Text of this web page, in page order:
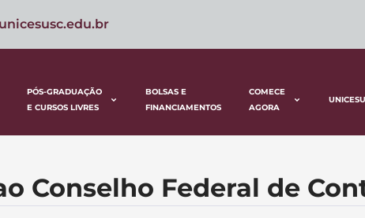
PÓS-GRADUAÇÃO
E CURSOS LIVRES
BOLSAS E
FINANCIAMENTOS
COMECE
AGORA
Conselho Federal de